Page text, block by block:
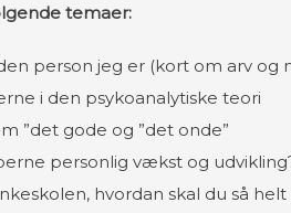
temaer:
person jeg er (kort om arv og
i den psykoanalytiske teori
”det gode og ”det onde”
personlig vækst og
hvordan skal du så